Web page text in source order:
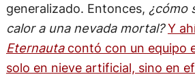
generalizado. Entonces, ¿cómo
calor a una nevada mortal? Y
Eternautacontó con un equipo
solo en nieve artificial, sino en